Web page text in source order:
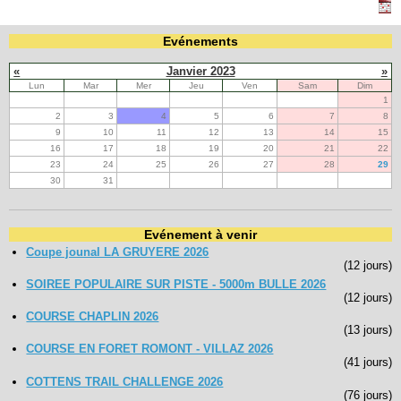
Navigation
recherche
site map
messages récents
Ouverture de session
Nom d'utilisateur:
Mot de passe:
Créer un nouveau compte
Evénements
« Janvier 2023 »
Lun Mar Mer Jeu Ven Sam
Dim
1
2
3 4 5 6 7
8
9
10 11 12 13 14
15
16
17 18 19 20 21
22
23
24 25 26 27 28
29
30
31
Evénement à venir
Coupe jounal LA GRUYERE 2026
(12 jours)
SOIREE POPULAIRE SUR PISTE - 5000m BULLE 2026
(12 jours)
COURSE CHAPLIN 2026
(13 jours)
COURSE EN FORET ROMONT - VILLAZ 2026
(41 jours)
COTTENS TRAIL CHALLENGE 2026
(76 jours)